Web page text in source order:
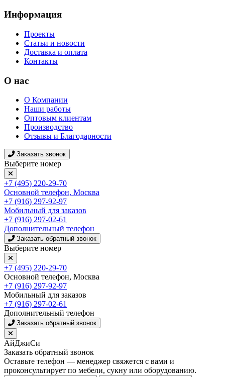
Информация
Проекты
Статьи и новости
Доставка и оплата
Контакты
О нас
О Компании
Наши работы
Оптовым клиентам
Производство
Отзывы и Благодарности
Заказать звонок
Выберите номер
+7 (495) 220-29-70
Основной телефон, Москва
+7 (916) 297-92-97
Мобильный для заказов
+7 (916) 297-02-61
Дополнительный телефон
Заказать обратный звонок
Выберите номер
+7 (495) 220-29-70
Основной телефон, Москва
+7 (916) 297-92-97
Мобильный для заказов
+7 (916) 297-02-61
Дополнительный телефон
Заказать обратный звонок
АйДжиСи
Заказать обратный звонок
Оставьте телефон — менеджер свяжется с вами и
проконсультирует по мебели, сукну или оборудованию.